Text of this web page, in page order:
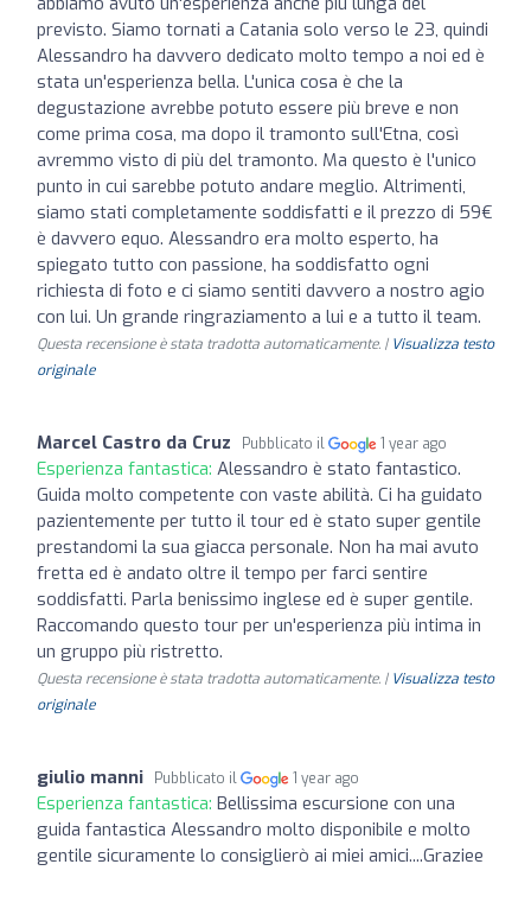
previsto. Siamo tornati a Catania solo verso le 23, quindi
Alessandro ha davvero dedicato molto tempo a noi ed è
stata un'esperienza bella. L'unica cosa è che la
degustazione avrebbe potuto essere più breve e non
come prima cosa, ma dopo il tramonto sull'Etna, così
avremmo visto di più del tramonto. Ma questo è l'unico
punto in cui sarebbe potuto andare meglio. Altrimenti,
siamo stati completamente soddisfatti e il prezzo di 59€
è davvero equo. Alessandro era molto esperto, ha
spiegato tutto con passione, ha soddisfatto ogni
richiesta di foto e ci siamo sentiti davvero a nostro agio
con lui. Un grande ringraziamento a lui e a tutto il team.
Questa recensione è stata tradotta automaticamente. | Visualizza testo
originale
Marcel Castro da Cruz Pubblicato il 1 year ago
Esperienza fantastica: Alessandro è stato fantastico.
Guida molto competente con vaste abilità. Ci ha guidato
pazientemente per tutto il tour ed è stato super gentile
prestandomi la sua giacca personale. Non ha mai avuto
fretta ed è andato oltre il tempo per farci sentire
soddisfatti. Parla benissimo inglese ed è super gentile.
Raccomando questo tour per un'esperienza più intima in
un gruppo più ristretto.
Questa recensione è stata tradotta automaticamente. | Visualizza testo
originale
giulio manni Pubblicato il 1 year ago
Esperienza fantastica: Bellissima escursione con una
guida fantastica Alessandro molto disponibile e molto
gentile sicuramente lo consiglierò ai miei amici....Graziee